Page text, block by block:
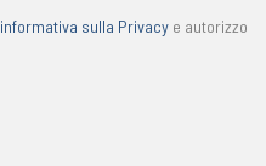
informativa sulla Privacy e autorizzo